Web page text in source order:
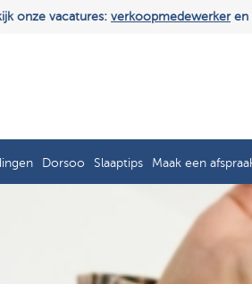
onze vacatures: verkoopmedewerkeren
Dorsoo Slaaptips Maak een